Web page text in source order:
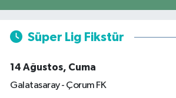
Süper Lig Fikstür
14 Ağustos, Cuma
Galatasaray - Çorum FK